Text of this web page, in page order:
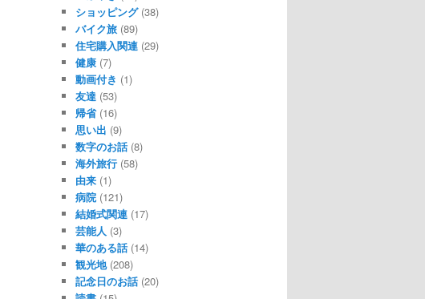
ショッピング(38)
バイク旅 (89)
住宅購入関連 (29)
健康 (7)
動画付き (1)
友達 (53)
帰省(16)
思い出 (9)
数字のお話 (8)
海外旅行 (58)
由来 (1)
病院 (121)
結婚式関連 (17)
芸能人 (3)
華のある話 (14)
観光地(208)
記念日のお話 (20)